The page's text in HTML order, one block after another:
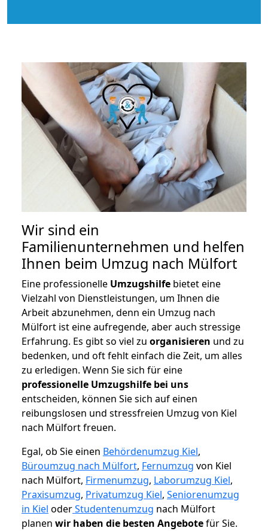
Wir sind ein
Familienunternehmen und helfen
Ihnen beim Umzug nach Mülfort
Eine professionelle Umzugshilfe bietet eine
Vielzahl von Dienstleistungen, um Ihnen die
Arbeit abzunehmen, denn ein Umzug nach
Mülfort ist eine aufregende, aber auch stressige
Erfahrung. Es gibt so viel zu organisieren und zu
bedenken, und oft fehlt einfach die Zeit, um alles
zu erledigen. Wenn Sie sich für eine
professionelle Umzugshilfe bei uns
entscheiden, können Sie sich auf einen
reibungslosen und stressfreien Umzug von Kiel
nach Mülfort freuen.
Egal, ob Sie einen Behördenumzug Kiel,
Büroumzug nach Mülfort, Fernumzug von Kiel
nach Mülfort, Firmenumzug, Laborumzug Kiel,
Praxisumzug, Privatumzug Kiel, Seniorenumzug
in Kiel oderStudentenumzug nach Mülfort
planen wir haben die besten Angebotefür Sie.